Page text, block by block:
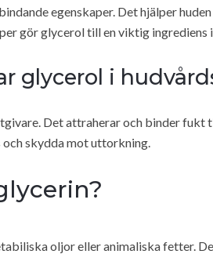
egenskaper. Det hjälper
gör glycerol till en viktig ingrediens
glycerol i
Det attraherar och binder fukt
skydda mot uttorkning.
oljor eller animaliska fetter.